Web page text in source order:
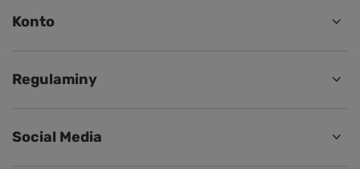
Status zamówienia
Reklamacja